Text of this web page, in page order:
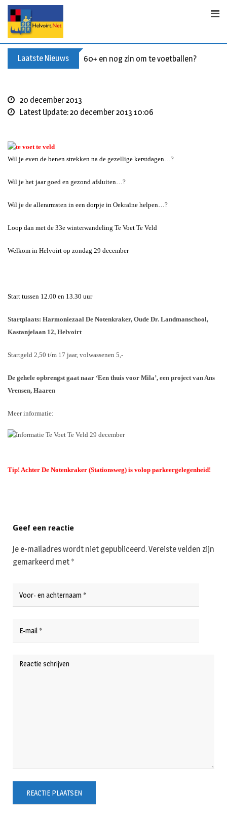
p
Laatste Nieuws 60+ en nog zin om te voetballen? Kom
20 december 2013
Latest Update: 20 december 2013 10:06
Wil je even de benen strekken na de gezellige kerstdagen…?
Wil je het jaar goed en gezond afsluiten…?
Wil je de allerarmsten in een dorpje in Oekraïne helpen…?
Loop dan met de 33e winterwandeling Te Voet Te Veld
Welkom in Helvoirt op zondag 29 december
Start tussen 12.00 en 13.30 uur
Startplaats: Harmoniezaal De Notenkraker, Oude Dr. Landmanschool,
Kastanjelaan 12, Helvoirt
Startgeld 2,50 t/m 17 jaar, volwassenen 5,-
De gehele opbrengst gaat naar ‘Een thuis voor Mila’, een project van Ans
Vrensen, Haaren
Meer informatie:
Tip! Achter De Notenkraker (Stationsweg) is volop parkeergelegenheid!
Geef een reactie
Je e-mailadres wordt niet gepubliceerd.Vereiste velden zijn
gemarkeerd met *